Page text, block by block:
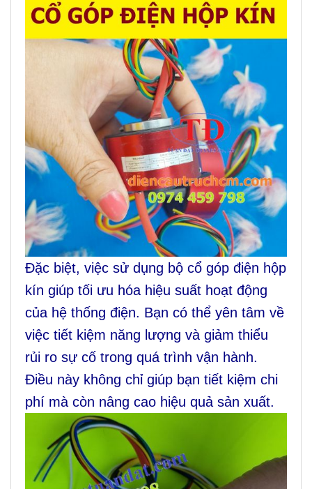
Đặc biệt, việc sử dụng bộ cổ góp điện hộp
kín giúp tối ưu hóa hiệu suất hoạt động
của hệ thống điện. Bạn có thể yên tâm về
việc tiết kiệm năng lượng và giảm thiểu
rủi ro sự cố trong quá trình vận hành.
Điều này không chỉ giúp bạn tiết kiệm chi
phí mà còn nâng cao hiệu quả sản xuất.